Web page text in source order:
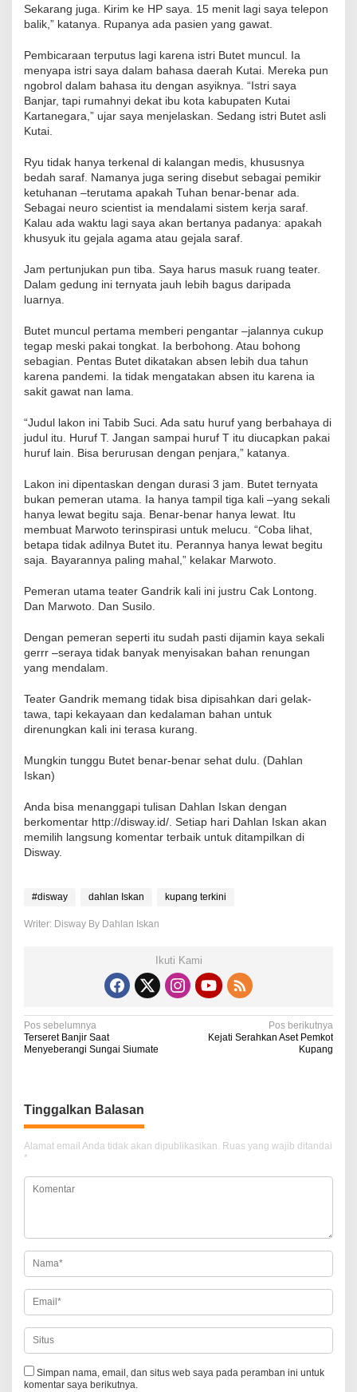
Sekarang juga. Kirim ke HP saya. 15 menit lagi saya telepon
balik,” katanya. Rupanya ada pasien yang gawat.
Pembicaraan terputus lagi karena istri Butet muncul. Ia
menyapa istri saya dalam bahasa daerah Kutai. Mereka pun
ngobrol dalam bahasa itu dengan asyiknya. “Istri saya
Banjar, tapi rumahnyi dekat ibu kota kabupaten Kutai
Kartanegara,” ujar saya menjelaskan. Sedang istri Butet asli
Kutai.
Ryu tidak hanya terkenal di kalangan medis, khususnya
bedah saraf. Namanya juga sering disebut sebagai pemikir
ketuhanan –terutama apakah Tuhan benar-benar ada.
Sebagai neuro scientist ia mendalami sistem kerja saraf.
Kalau ada waktu lagi saya akan bertanya padanya: apakah
khusyuk itu gejala agama atau gejala saraf.
Jam pertunjukan pun tiba. Saya harus masuk ruang teater.
Dalam gedung ini ternyata jauh lebih bagus daripada
luarnya.
Butet muncul pertama memberi pengantar –jalannya cukup
tegap meski pakai tongkat. Ia berbohong. Atau bohong
sebagian. Pentas Butet dikatakan absen lebih dua tahun
karena pandemi. Ia tidak mengatakan absen itu karena ia
sakit gawat nan lama.
“Judul lakon ini Tabib Suci. Ada satu huruf yang berbahaya di
judul itu. Huruf T. Jangan sampai huruf T itu diucapkan pakai
huruf lain. Bisa berurusan dengan penjara,” katanya.
Lakon ini dipentaskan dengan durasi 3 jam. Butet ternyata
bukan pemeran utama. Ia hanya tampil tiga kali –yang sekali
hanya lewat begitu saja. Benar-benar hanya lewat. Itu
membuat Marwoto terinspirasi untuk melucu. “Coba lihat,
betapa tidak adilnya Butet itu. Perannya hanya lewat begitu
saja. Bayarannya paling mahal,” kelakar Marwoto.
Pemeran utama teater Gandrik kali ini justru Cak Lontong.
Dan Marwoto. Dan Susilo.
Dengan pemeran seperti itu sudah pasti dijamin kaya sekali
gerrr –seraya tidak banyak menyisakan bahan renungan
yang mendalam.
Teater Gandrik memang tidak bisa dipisahkan dari gelak-
tawa, tapi kekayaan dan kedalaman bahan untuk
direnungkan kali ini terasa kurang.
Mungkin tunggu Butet benar-benar sehat dulu. (Dahlan
Iskan)
Anda bisa menanggapi tulisan Dahlan Iskan dengan
berkomentar http://disway.id/. Setiap hari Dahlan Iskan akan
memilih langsung komentar terbaik untuk ditampilkan di
Disway.
#disway dahlan Iskan kupang terkini
Writer: Disway By Dahlan Iskan
Ikuti Kami
N
a
i
g
a
s
o
s
Pos sebelumnya
Terseret Banjir Saat
Menyeberangi Sungai Siumate
Pos berikutnya
Kejati Serahkan Aset Pemkot
Kupang
Tinggalkan Balasan
Alamat email Anda tidak akan dipublikasikan. Ruas yang wajib ditandai
*
Simpan nama, email, dan situs web saya pada peramban ini untuk
komentar saya berikutnya.